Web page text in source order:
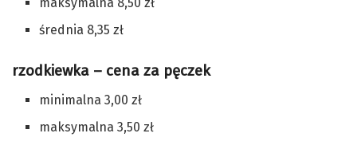
średnia 8,35 zł
rzodkiewka – cena za pęczek
minimalna 3,00 zł
maksymalna 3,50 zł